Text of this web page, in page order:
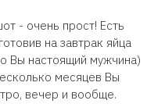
- очень прост! Есть
на завтрак яйца
Вы настоящий мужчина)
месяцев Вы
вечер и вообще.